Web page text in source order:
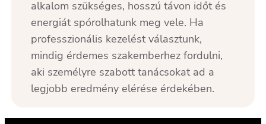
alkalom szükséges, hosszú távon időt és
energiát spórolhatunk meg vele. Ha
professzionális kezelést választunk,
mindig érdemes szakemberhez fordulni,
aki személyre szabott tanácsokat ad a
legjobb eredmény elérése érdekében.